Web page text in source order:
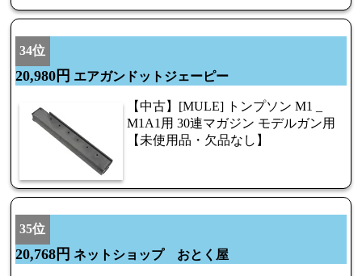
34位
20,980円 エアガンドットジェーピー
【中古】[MULE] トンプソン M1 _
M1A1用 30連マガジン モデルガン用
【未使用品・欠品なし】
35位
20,768円 ネットショップ おとく屋